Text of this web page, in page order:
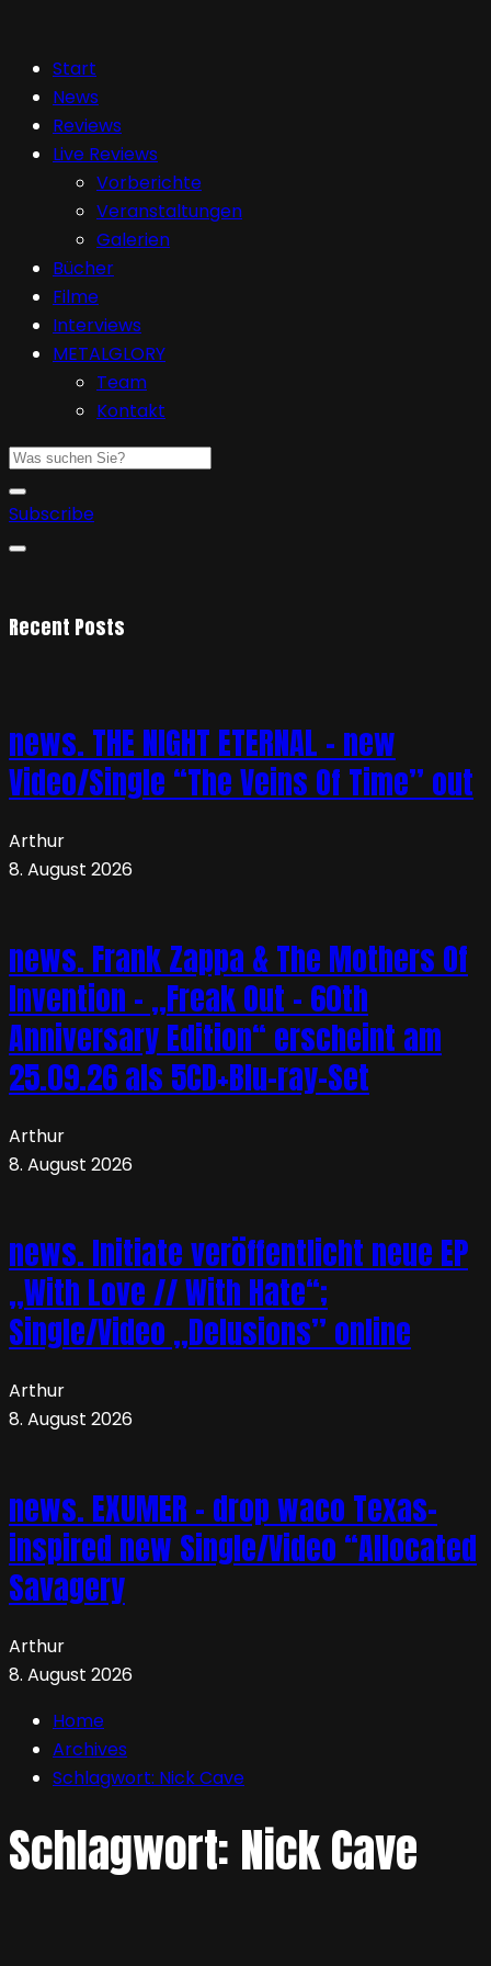
Start
News
Reviews
Live Reviews
Vorberichte
Veranstaltungen
Galerien
Bücher
Filme
Interviews
METALGLORY
Team
Kontakt
Subscribe
Recent Posts
news. THE NIGHT ETERNAL – new
Video/Single “The Veins Of Time” out
Arthur
8. August 2026
news. Frank Zappa & The Mothers Of
Invention – „Freak Out – 60th
Anniversary Edition“ erscheint am
25.09.26 als 5CD+Blu-ray-Set
Arthur
8. August 2026
news. Initiate veröffentlicht neue EP
„With Love // With Hate“;
Single/Video „Delusions” online
Arthur
8. August 2026
news. EXUMER – drop waco Texas-
inspired new Single/Video “Allocated
Savagery
Arthur
8. August 2026
Home
Archives
Schlagwort: Nick Cave
Schlagwort: Nick Cave